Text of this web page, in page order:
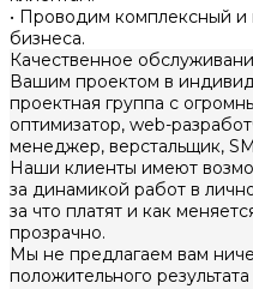
• Проводим комплексный и
бизнеса.
Качественное
Вашим проектом в
проектная группа с
оптимизатор, web-
менеджер, верстальщик,
Наши клиенты имеют
за динамикой работ в
за что платят и как
прозрачно.
Мы не предлагаем вам
положительного